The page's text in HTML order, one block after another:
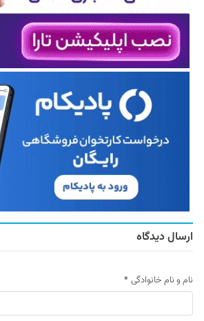
ارسال دیدگاه
نام و نام خانوادگی *